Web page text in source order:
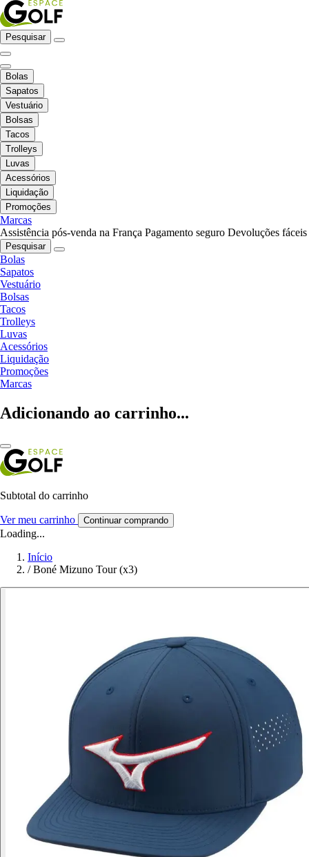
Pesquisar
Bolas
Sapatos
Vestuário
Bolsas
Tacos
Trolleys
Luvas
Acessórios
Liquidação
Promoções
Marcas
Assistência pós-venda na França Pagamento seguro Devoluções fáceis
Pesquisar
Bolas
Sapatos
Vestuário
Bolsas
Tacos
Trolleys
Luvas
Acessórios
Liquidação
Promoções
Marcas
Adicionando ao carrinho...
Subtotal do carrinho
Ver meu carrinho Continuar comprando
Loading...
Início
/ Boné Mizuno Tour (x3)